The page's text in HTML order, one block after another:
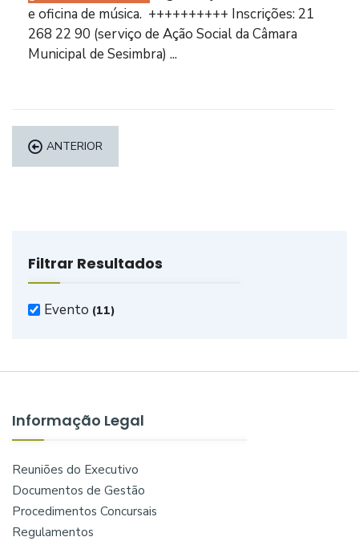
e oficina de música. ++++++++++ Inscrições: 21
268 22 90 (serviço de Ação Social da Câmara
Municipal de Sesimbra) ...
ANTERIOR
Filtrar Resultados
Evento (11)
Informação Legal
Reuniões do Executivo
Documentos de Gestão
Procedimentos Concursais
Regulamentos